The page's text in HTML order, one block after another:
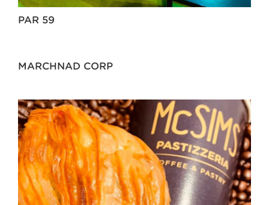
PAR 59
MARCHNAD CORP